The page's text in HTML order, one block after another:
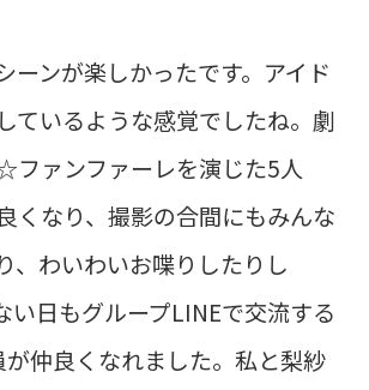
ーンが楽しかったです。アイド
ているような感覚でしたね。劇
ファンファーレを演じた5人
くなり、撮影の合間にもみんな
、わいわいお喋りしたりし
い日もグループLINEで交流する
が仲良くなれました。私と梨紗